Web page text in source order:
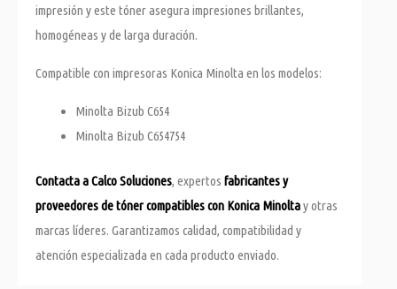
impresión y este tóner asegura impresiones brillantes,
homogéneas y de larga duración.
Compatible con impresoras Konica Minolta en los modelos:
Minolta Bizub C654
Minolta Bizub C654754
Contacta a Calco Soluciones, expertos fabricantes y
proveedores de tónercompatibles con Konica Minoltay otras
marcas líderes. Garantizamos calidad, compatibilidad y
atención especializada en cada producto enviado.